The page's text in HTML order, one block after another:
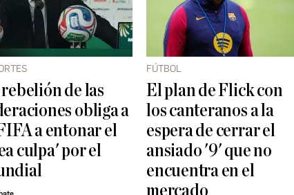
de las
obliga a
a entonar el
culpa' por el
FÚTBOL
El plan de Flick con
los canteranos a la
espera de cerrar el
ansiado '9' que no
encuentra en el
mercado